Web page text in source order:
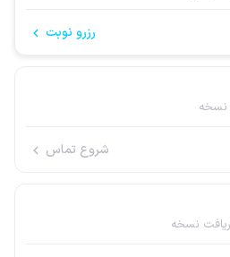
رزرو نوبت
نسخه
شروع تماس
نسخه